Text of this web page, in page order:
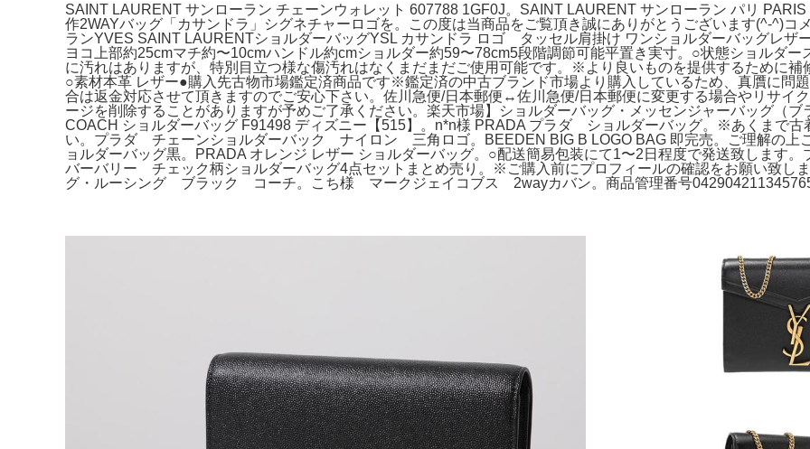
SAINT LAURENT サンローラン チェーンウォレット 607788 1GF0J。SAINT LAURENT サンローラン パリ
作2WAYバッグ「カサンドラ」シグネチャーロゴを。この度は当商品をご覧頂き誠にありがとうございます(^-^)コ
ランYVES SAINT LAURENTショルダーバッグYSL カサンドラ ロゴ タッセル肩掛け ワンショルダーバッグレ
ヨコ上部約25cmマチ約〜10cmハンドル約cmショルダー約59〜78cm5段階調節可能平置き実寸。○状態ショルダ
に汚れはありますが、特別目立つ様な傷汚れはなくまだまだご使用可能です。※より良いものを提供するために
○素材本革 レザー●購入先古物市場鑑定済商品です※鑑定済の中古ブランド市場より購入しているため、真贋に問
合は返金対応させて頂きますのでご安心下さい。佐川急便/日本郵便↔︎佐川急便/日本郵便に変更する場合やリサイ
ージを削除することがありますが予めご了承ください。楽天市場】ショルダーバッグ・メッセンジャーバッグ（
COACH ショルダーバッグ F91498 ディズニー【515】。n*n様 PRADA プラダ ショルダーバッグ。※あくまで古
い。プラダ チェーンショルダーバック ナイロン 三角ロゴ。BEEDEN BIG B LOGO BAG 即完売。ご理解の上
ョルダーバッグ黒。PRADA オレンジ レザー ショルダーバッグ。○配送簡易包装にて1〜2日程度で発送致します
バーバリー チェック柄ショルダーバッグ4点セットまとめ売り。※ご購入前にプロフィールの確認をお願い致し
グ・ルーシング ブラック コーチ。こち様 マークジェイコブス 2wayカバン。商品管理番号